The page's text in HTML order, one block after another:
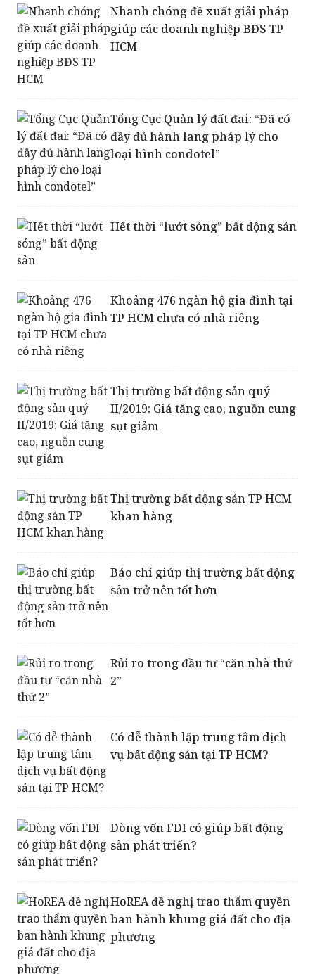
Nhanh chóng đề xuất giải pháp
giúp các doanh nghiệp BĐS TP
HCM
Tổng Cục Quản lý đất đai: “Đã có
đầy đủ hành lang pháp lý cho
loại hình condotel”
Hết thời “lướt sóng” bất động sản
Khoảng 476 ngàn hộ gia đình tại
TP HCM chưa có nhà riêng
Thị trường bất động sản quý
II/2019: Giá tăng cao, nguồn cung
sụt giảm
Thị trường bất động sản TP HCM
khan hàng
Báo chí giúp thị trường bất động
sản trở nên tốt hơn
Rủi ro trong đầu tư “căn nhà thứ
2”
Có dễ thành lập trung tâm dịch
vụ bất động sản tại TP HCM?
Dòng vốn FDI có giúp bất động
sản phát triển?
HoREA đề nghị trao thẩm quyền
ban hành khung giá đất cho địa
phương